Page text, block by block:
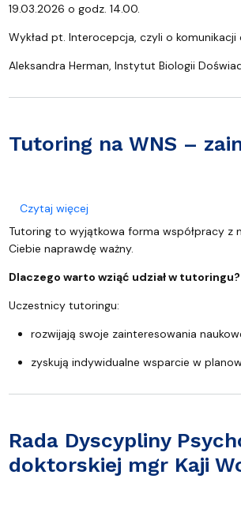
19.03.2026 o godz. 14.00.
Wykład pt. Interocepcja, czyli o komunikacji
Aleksandra Herman, Instytut Biologii
Tutoring na WNS –
Czytaj więcejo Tutoring na WNS –
Tutoring to wyjątkowa forma współpracy z
Ciebie naprawdę ważny.
Dlaczego warto wziąć udział w tutoringu?
Uczestnicy tutoringu:
rozwijają swoje zainteresowania
zyskują indywidualne wsparcie w
Rada Dyscypliny
doktorskiej mgr Kaji